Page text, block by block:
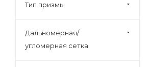
8x50 (1)
Тип призмы
Дальномерная/
угломерная сетка